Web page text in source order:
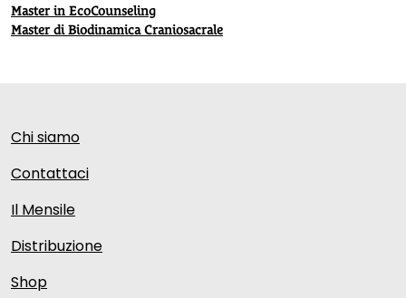
Master in EcoCounseling
Master di Biodinamica Craniosacrale
Chi siamo
Contattaci
Il Mensile
Distribuzione
Shop